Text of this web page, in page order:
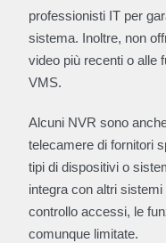
professionisti IT per
sistema. Inoltre, non
video più recenti o alle
VMS.
Alcuni NVR sono
telecamere di fornitori
tipi di dispositivi o
integra con altri
controllo accessi, le
comunque limitate.